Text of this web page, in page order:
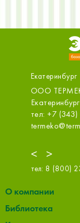
Екатеринбург
<
ООО
тел: +7
>
тел: 8 (800)
О компании
Библиотека